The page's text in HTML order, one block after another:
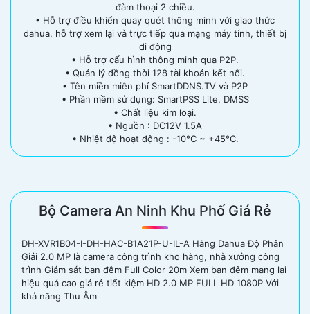
đàm thoại 2 chiều.
• Hỗ trợ điều khiển quay quét thông minh với giao thức
dahua, hỗ trợ xem lại và trực tiếp qua mạng máy tính, thiết bị
di động
• Hỗ trợ cấu hình thông minh qua P2P.
• Quản lý đồng thời 128 tài khoản kết nối.
• Tên miền miễn phí SmartDDNS.TV và P2P
• Phần mềm sử dụng: SmartPSS Lite, DMSS
• Chất liệu kim loại.
• Nguồn : DC12V 1.5A
• Nhiệt độ hoạt động : -10°C ~ +45°C.
Bộ Camera An Ninh Khu Phố Giá Rẻ
DH-XVR1B04-I-DH-HAC-B1A21P-U-IL-A Hãng Dahua Độ Phân
Giải 2.0 MP là camera công trình kho hàng, nhà xưởng công
trình Giám sát ban đêm Full Color 20m Xem ban đêm mang lại
hiệu quả cao giá rẻ tiết kiệm HD 2.0 MP FULL HD 1080P Với
khả năng Thu Âm